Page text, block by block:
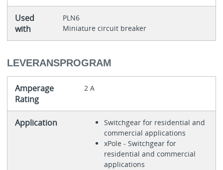
Used
with
PLN6
Miniature circuit breaker
LEVERANSPROGRAM
Amperage
Rating
2 A
Application
Switchgear for residential and
commercial applications
xPole - Switchgear for
residential and commercial
applications